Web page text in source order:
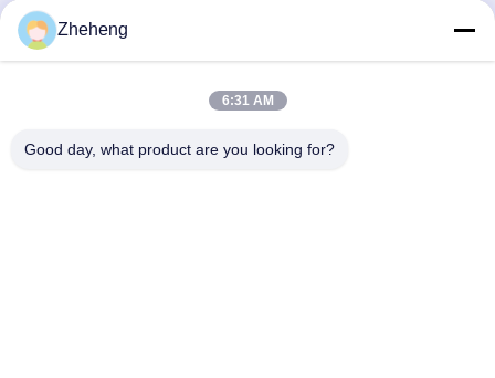
튜브 304 316L 파이프 300
시리즈
최상의 가격을 얻으세요
최상의 가격을 얻으세요
Zheheng
6:31 AM
Good day, what product are you looking for?